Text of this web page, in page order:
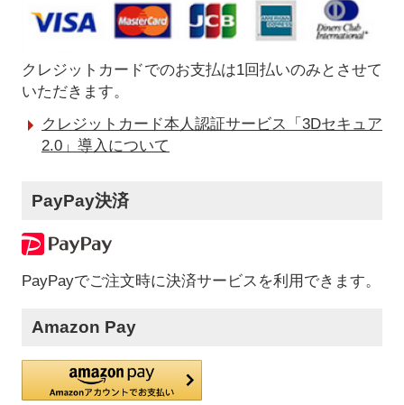
クレジットカードでのお支払は1回払いのみとさせて
いただきます。
クレジットカード本人認証サービス「3Dセキュア
2.0」導入について
PayPay決済
PayPayでご注文時に決済サービスを利用できます。
Amazon Pay